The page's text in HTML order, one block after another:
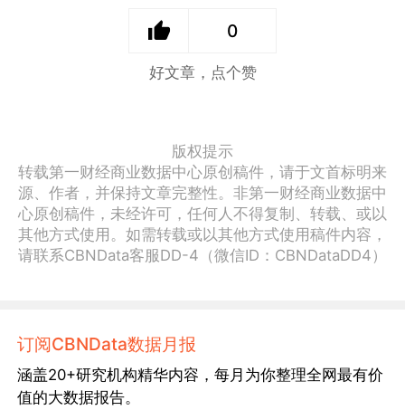
0
好文章，点个赞
版权提示
转载第一财经商业数据中心原创稿件，请于文首标明来
源、作者，并保持文章完整性。非第一财经商业数据中
心原创稿件，未经许可，任何人不得复制、转载、或以
其他方式使用。如需转载或以其他方式使用稿件内容，
请联系CBNData客服DD-4（微信ID：CBNDataDD4）
订阅CBNData数据月报
涵盖20+研究机构精华内容，每月为你整理全网最有价
值的大数据报告。